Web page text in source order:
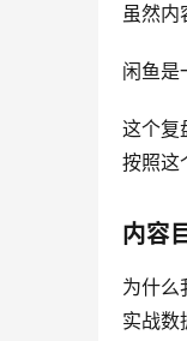
虽然内
闲鱼是
这个复
按照这
内容
为什么
实战数